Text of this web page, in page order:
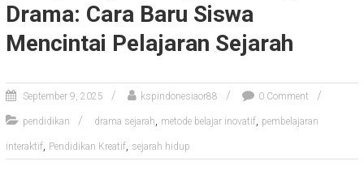
Drama: Cara Baru Siswa
Mencintai Pelajaran Sejarah
September 9, 2025 kspindonesiaor88 0 Comment
pendidikan drama sejarah, metode belajar inovatif, pembelajaran
interaktif, Pendidikan Kreatif, sejarah hidup